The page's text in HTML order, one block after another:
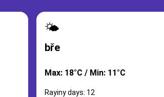
🌤️
bře
Max: 18°C / Min: 11°C
Rayiny days: 12